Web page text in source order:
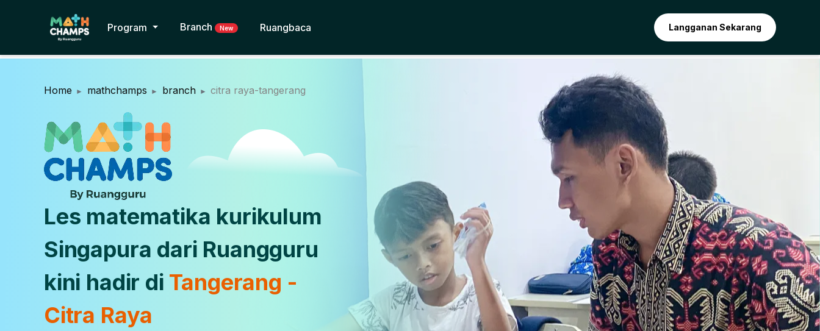
Program Branch New Ruangbaca Langganan Sekarang
Home mathchamps branch citra raya-tangerang
Les matematika kurikulum
Singapura dari Ruangguru
kini hadir di Tangerang -
Citra Raya